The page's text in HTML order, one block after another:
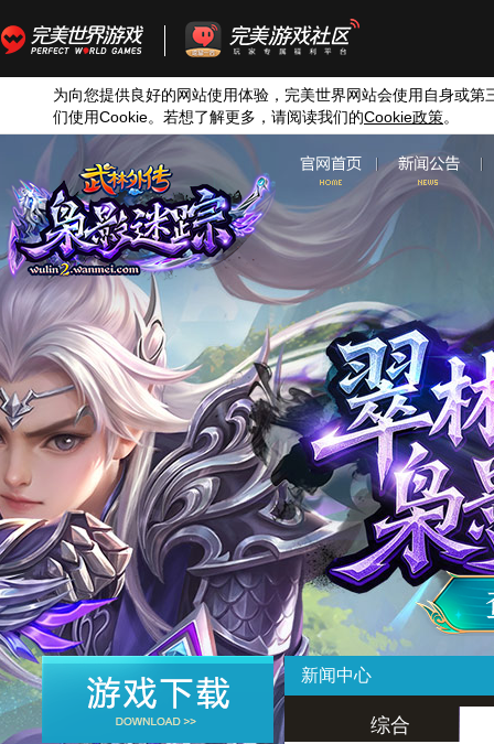
为向您提供良好的网站使用体验，完美世界网站会使用自身或第
们使用Cookie。若想了解更多，请阅读我们的Cookie政策。
新闻中心
综合